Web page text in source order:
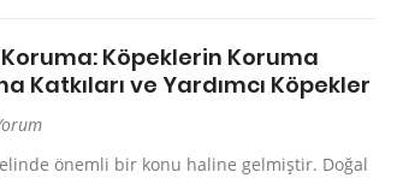
Köpeklerin Koruma
Katkıları ve Yardımcı Köpekler
önemli bir konu haline gelmiştir. Doğal